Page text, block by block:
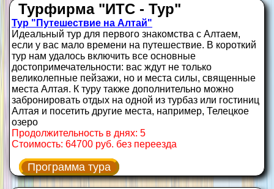
Турфирма "ИТС - Тур"
Тур "Путешествие на Алтай"
Идеальный тур для первого знакомства с Алтаем,
если у вас мало времени на путешествие. В короткий
тур нам удалось включить все основные
достопримечательности: вас ждут не только
великолепные пейзажи, но и места силы, священные
места Алтая. К туру также дополнительно можно
забронировать отдых на одной из турбаз или гостиниц
Алтая и посетить другие места, например, Телецкое
озеро
Продолжительность в днях: 5
Стоимость: 64700 руб. без переезда
Программа тура